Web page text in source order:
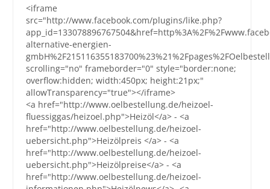
Hilfe und Kontakt
Shop
<iframe
src="http://www.facebook.com/plugins/like.php?
alternative-energien-
scrolling="no" frameborder="0" style="border:none;
overflow:hidden; width:450px; height:21px;"
allowTransparency="true"></iframe>
<a href="http://www.oelbestellung.de/heizoel-
fluessiggas/heizoel.php">Heizöl</a> - <a
href="http://www.oelbestellung.de/heizoel-
uebersicht.php">Heizölpreis </a> - <a
href="http://www.oelbestellung.de/heizoel-
uebersicht.php">Heizölpreise</a> - <a
href="http://www.oelbestellung.de/heizoel-